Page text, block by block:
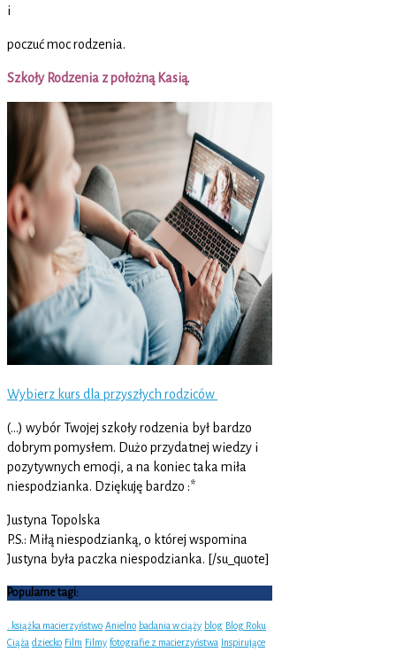
i
poczuć moc rodzenia.
Szkoły Rodzenia z położną Kasią.
Wybierz kurs dla przyszłych rodziców
(…) wybór Twojej szkoły rodzenia był bardzo
dobrym pomysłem. Dużo przydatnej wiedzy i
pozytywnych emocji, a na koniec taka miła
niespodzianka. Dziękuję bardzo :*
Justyna Topolska
P.S.: Miłą niespodzianką, o której wspomina
Justyna była paczka niespodzianka. [/su_quote]
Popularne tagi:
. książka macierzyństwo Anielno badania w ciąży blog Blog Roku
Ciąża dziecko Film Filmy fotografie z macierzyństwa
Inspirujące